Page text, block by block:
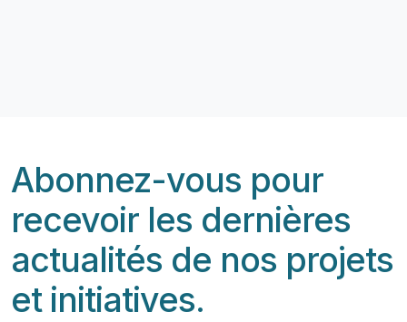
Abonnez-vous pour
recevoir les dernières
actualités de nos projets
et initiatives.